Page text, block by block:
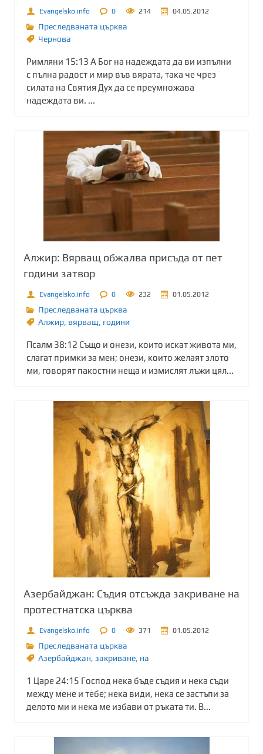
Evangelsko.info 0 214 04.05.2012
Преследваната църква
Чернова
Римляни 15:13 А Бог на надеждата да ви изпълни
с пълна радост и мир във вярата, така че чрез
силата на Святия Дух да се преумножава
надеждата ви. ...
Алжир: Вярващ обжалва присъда от пет
години затвор
Evangelsko.info 0 232 01.05.2012
Преследваната църква
Алжир вярващ години
Псалм 38:12 Също и онези, които искат живота ми,
слагат примки за мен; онези, които желаят злото
ми, говорят пакостни неща и измислят лъжи цял...
Азербайджан: Съдия отсъжда закриване на
протестнатска църква
Evangelsko.info 0 371 01.05.2012
Преследваната църква
Азербайджан закриване на
1 Царе 24:15 Господ нека бъде съдия и нека съди
между мене и тебе; нека види, нека се застъпи за
делото ми и нека ме избави от ръката ти. В...